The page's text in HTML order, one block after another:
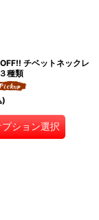
チベットネックレ
種類
)
プション選択